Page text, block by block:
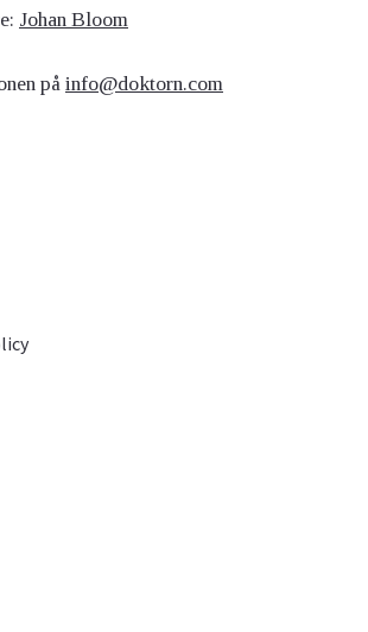
Johan Bloom
på info@doktorn.com